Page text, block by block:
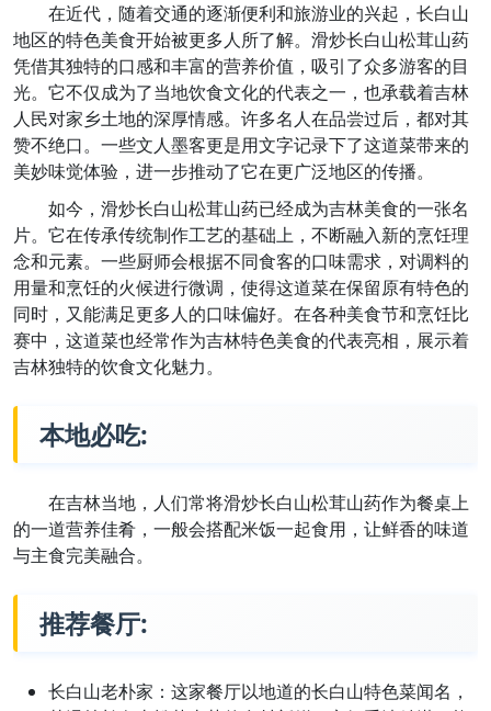
在近代，随着交通的逐渐便利和旅游业的兴起，长白山
地区的特色美食开始被更多人所了解。滑炒长白山松茸山药
凭借其独特的口感和丰富的营养价值，吸引了众多游客的目
光。它不仅成为了当地饮食文化的代表之一，也承载着吉林
人民对家乡土地的深厚情感。许多名人在品尝过后，都对其
赞不绝口。一些文人墨客更是用文字记录下了这道菜带来的
美妙味觉体验，进一步推动了它在更广泛地区的传播。
如今，滑炒长白山松茸山药已经成为吉林美食的一张名
片。它在传承传统制作工艺的基础上，不断融入新的烹饪理
念和元素。一些厨师会根据不同食客的口味需求，对调料的
用量和烹饪的火候进行微调，使得这道菜在保留原有特色的
同时，又能满足更多人的口味偏好。在各种美食节和烹饪比
赛中，这道菜也经常作为吉林特色美食的代表亮相，展示着
吉林独特的饮食文化魅力。
本地必吃:
在吉林当地，人们常将滑炒长白山松茸山药作为餐桌上
的一道营养佳肴，一般会搭配米饭一起食用，让鲜香的味道
与主食完美融合。
推荐餐厅:
长白山老朴家：这家餐厅以地道的长白山特色菜闻名，